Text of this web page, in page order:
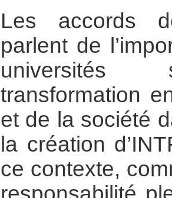
Les accords
parlent de
universités
transformation
et de la société
la création
ce contexte,